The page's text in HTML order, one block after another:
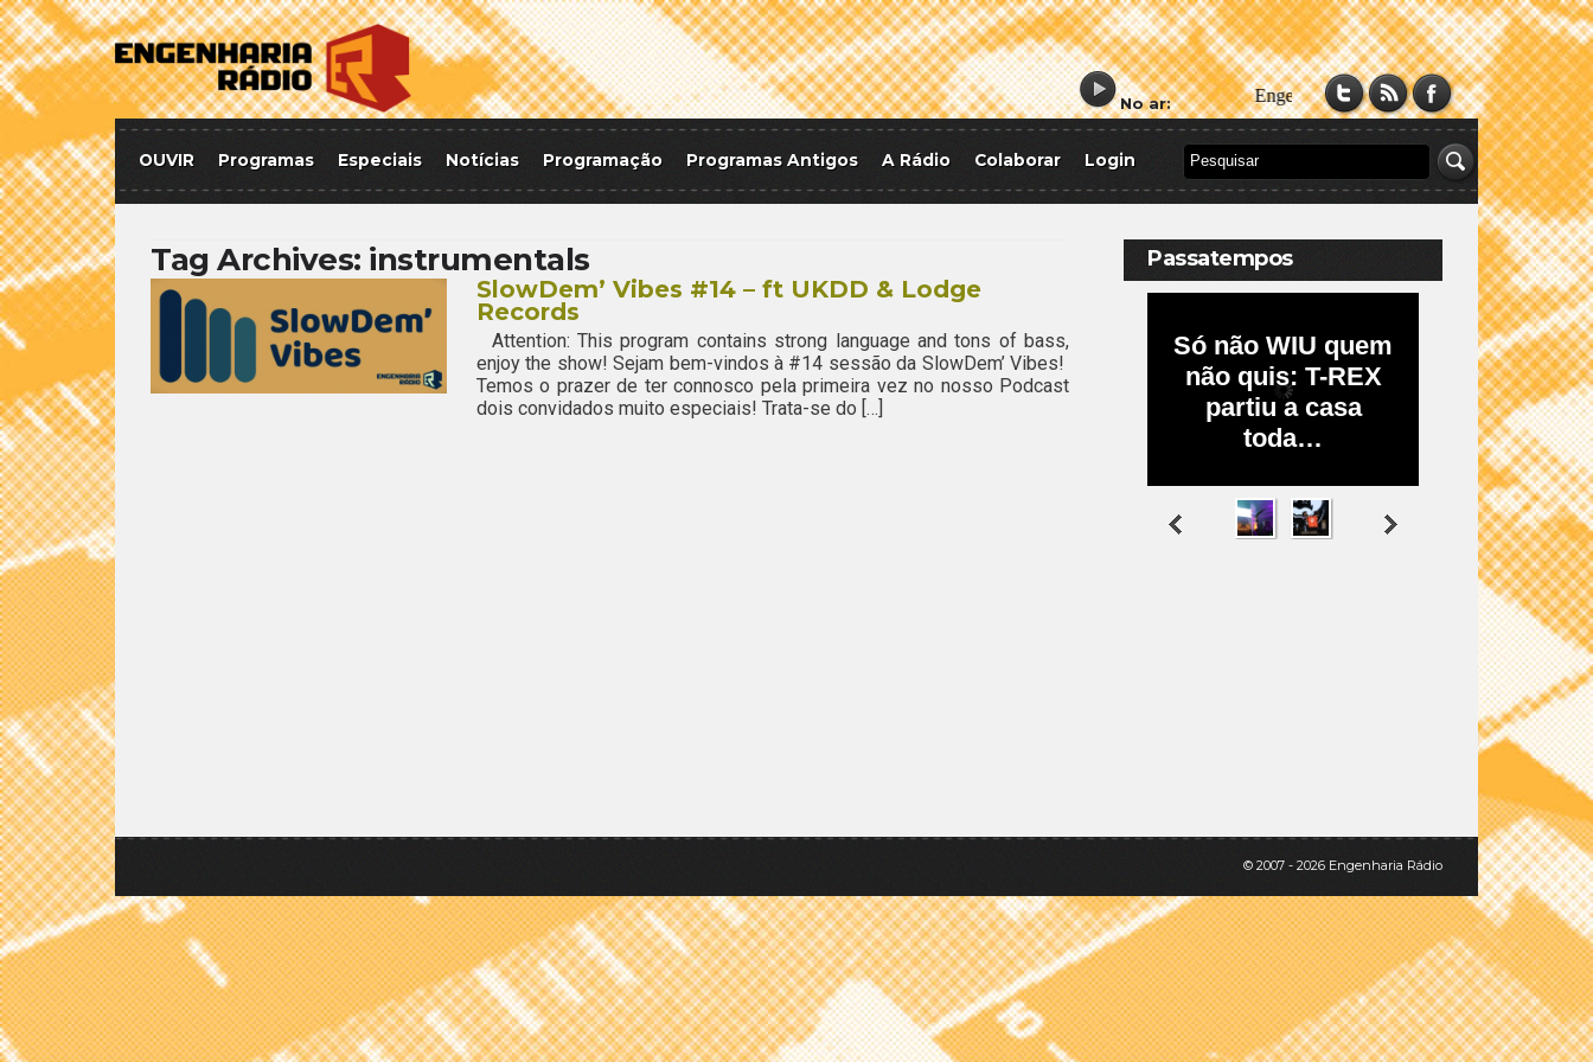
No ar:
OUVIR Programas Especiais Notícias Programação Programas Antigos A Rádio Colaborar Login
Tag Archives: instrumentals
SlowDem’ Vibes #14 – ft UKDD & Lodge
Records
Attention: This program contains strong language and tons of bass,
enjoy the show! Sejam bem-vindos à #14 sessão da SlowDem’ Vibes!
Temos o prazer de ter connosco pela primeira vez no nosso Podcast
dois convidados muito especiais! Trata-se do […]
Passatempos
© 2007 - 2026 Engenharia Rádio